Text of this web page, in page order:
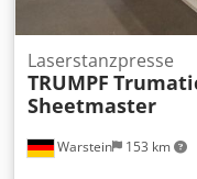
Warstein 153 km
Laserstanzpresse
TRUMPF
Sheetmaster